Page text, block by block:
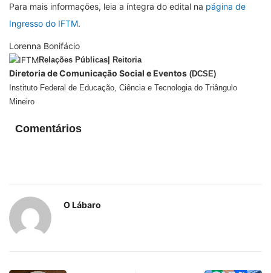
Para mais informações, leia a íntegra do edital na página de
Ingresso do IFTM.
Lorenna Bonifácio
Relações Públicas| Reitoria
Diretoria de Comunicação Social e Eventos (DCSE)
Instituto Federal de Educação, Ciência e Tecnologia do Triângulo
Mineiro
Comentários
O Lábaro